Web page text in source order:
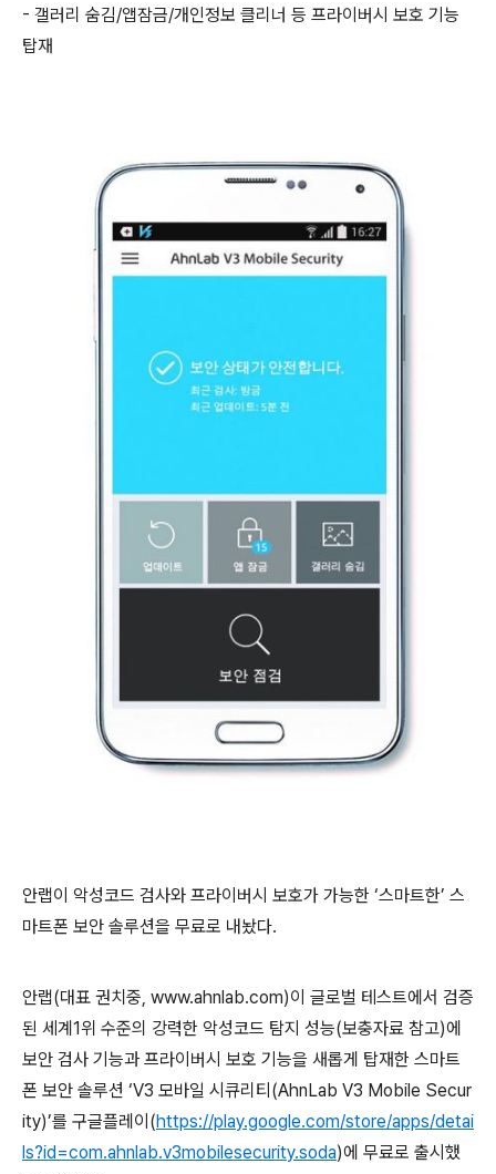
- 갤러리 숨김/앱잠금/개인정보 클리너 등 프라이버시 보호 기능
탑재
안랩이 악성코드 검사와 프라이버시 보호가 가능한 ‘스마트한’ 스
마트폰 보안 솔루션을 무료로 내놨다.
안랩(대표 권치중, www.ahnlab.com)이 글로벌 테스트에서 검증
된 세계1위 수준의 강력한 악성코드 탐지 성능(보충자료 참고)에
보안 검사 기능과 프라이버시 보호 기능을 새롭게 탑재한 스마트
폰 보안 솔루션 ‘V3 모바일 시큐리티(AhnLab V3 Mobile Secur
ity)’를 구글플레이(https://play.google.com/store/apps/detai
ls?id=com.ahnlab.v3mobilesecurity.soda)에 무료로 출시했